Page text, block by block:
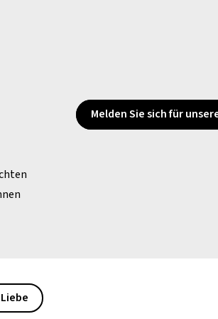
Melden Sie sich für